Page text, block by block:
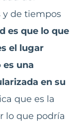
y de tiempos
es que lo que
el lugar
es una
en su
que es la
lo que podría